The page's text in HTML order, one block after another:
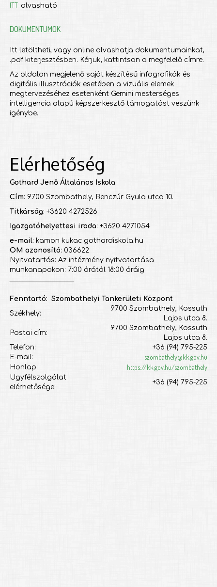
ITT olvasható
DOKUMENTUMOK
Itt letöltheti, vagy online olvashatja dokumentumainkat,
.pdf kiterjesztésben. Kérjük, kattintson a megfelelő címre.
Az oldalon megjelenő saját készítésű infografikák és
digitális illusztrációk esetében a vizuális elemek
megtervezéséhez esetenként Gemini mesterséges
intelligencia alapú képszerkesztő támogatást veszünk
igénybe.
Elérhetőség
Gothard Jenő Általános Iskola
Cím: 9700 Szombathely, Benczúr Gyula utca 10.
Titkárság: +3620 4272526
Igazgatóhelyettesi iroda: +3620 4271054
e-mail: kamon kukac gothardiskola.hu
OM azonosító: 036622
Nyitvatartás: Az intézmény nyitvatartása
munkanapokon: 7:00 órától 18:00 óráig
Fenntartó: Szombathelyi Tankerületi Központ
Székhely:
9700 Szombathely, Kossuth
Lajos utca 8.
Postai cím:
9700 Szombathely, Kossuth
Lajos utca 8.
Telefon:
+36 (94) 795-225
E-mail:
szombathely@kk.gov.hu
Honlap: https://kk.gov.hu/szombathely
Ügyfélszolgálat
elérhetősége:
+36 (94) 795-225